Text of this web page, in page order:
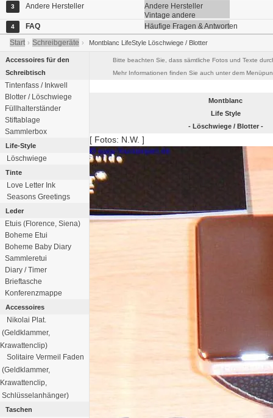
3 Andere Hersteller
Andere Hersteller
Vintage andere
4 FAQ
Häufige Fragen & Antworten
Start › Schreibgeräte › Montblanc LifeStyle Löschwiege / Blotter
Accessoires für den
Schreibtisch
Tintenfass / Inkwell
Blotter / Löschwiege
Füllhalterständer
Stiftablage
Sammlerbox
Life-Style
Löschwiege
Tinte
Love Letter Ink
Seasons Greetings
Leder
Etuis (Florence, Siena)
Boheme Etui
Boheme Baby Diary
Sammleretui
Diary / Timer
Brieftasche
Konferenzmappe
Accessoires
Nikolai Plat.
(Geldklammer,
Krawattenclip)
Solitaire Vermeil Faden
(Geldklammer,
Krawattenclip,
Schlüsselanhänger)
Taschen
Bitte beachten Sie, dass sämtliche Fotos und Texte
Mehr Informationen finden Sie auch unter dem
Montblanc
Life Style
- Löschwiege / Blotter -
[ Fotos: N.W. ]